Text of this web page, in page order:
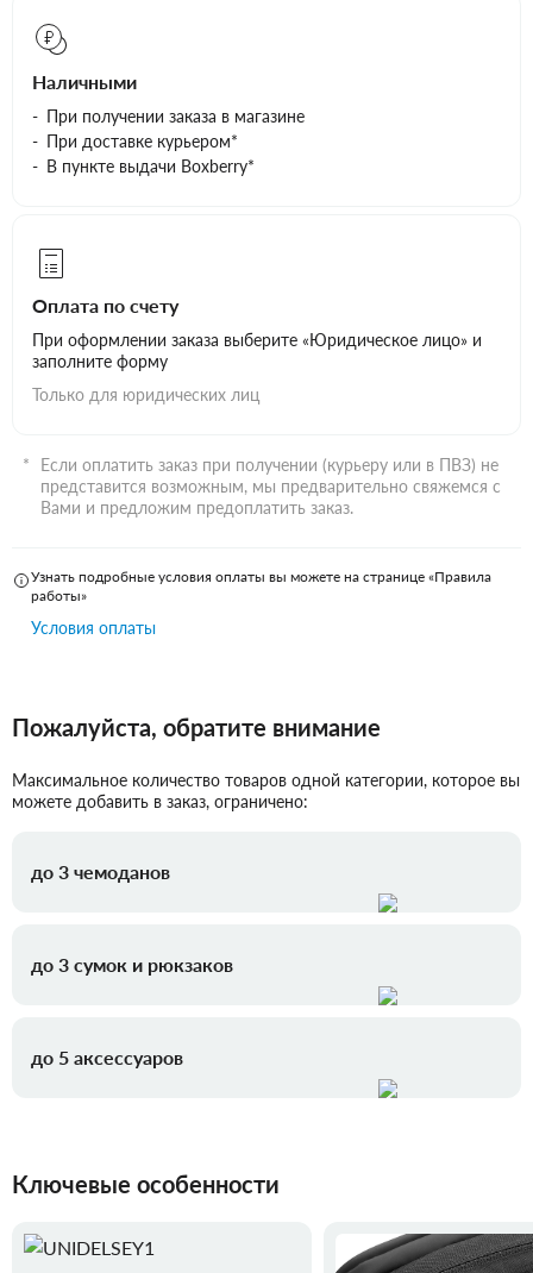
Наличными
При получении заказа в магазине
При доставке курьером*
В пункте выдачи Boxberry*
Оплата по счету
При оформлении заказа выберите «Юридическое лицо» и
заполните форму
Только для юридических лиц
Если оплатить заказ при получении (курьеру или в ПВЗ) не
представится возможным, мы предварительно свяжемся с
Вами и предложим предоплатить заказ.
Узнать подробные условия оплаты вы можете на странице «Правила
работы»
Условия оплаты
Пожалуйста, обратите внимание
Максимальное количество товаров одной категории, которое вы
можете добавить в заказ, ограничено:
до 3 чемоданов
до 3 сумок и рюкзаков
до 5 аксессуаров
Ключевые особенности